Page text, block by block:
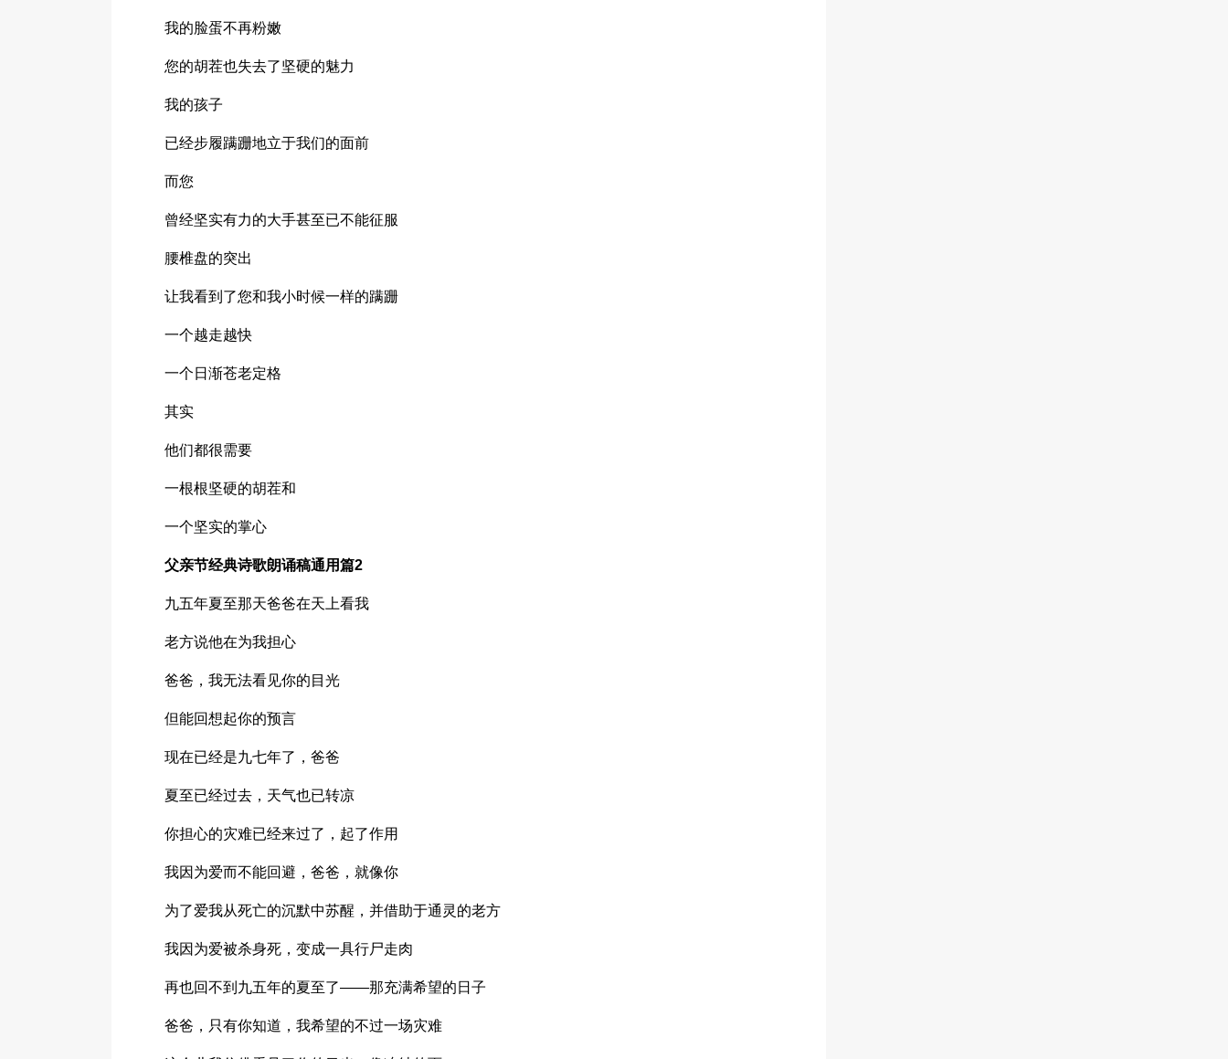
我的脸蛋不再粉嫩
您的胡茬也失去了坚硬的魅力
我的孩子
已经步履蹒跚地立于我们的面前
而您
曾经坚实有力的大手甚至已不能征服
腰椎盘的突出
让我看到了您和我小时候一样的蹒跚
一个越走越快
一个日渐苍老定格
其实
他们都很需要
一根根坚硬的胡茬和
一个坚实的掌心
父亲节经典诗歌朗诵稿通用篇2
九五年夏至那天爸爸在天上看我
老方说他在为我担心
爸爸，我无法看见你的目光
但能回想起你的预言
现在已经是九七年了，爸爸
夏至已经过去，天气也已转凉
你担心的灾难已经来过了，起了作用
我因为爱而不能回避，爸爸，就像你
为了爱我从死亡的沉默中苏醒，并借助于通灵的老方
我因为爱被杀身死，变成一具行尸走肉
再也回不到九五年的夏至了——那充满希望的日子
爸爸，只有你知道，我希望的不过一场灾难